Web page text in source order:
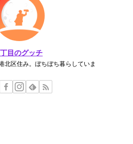
目のグッチ
北区住み。ぼちぼち暮らしていま